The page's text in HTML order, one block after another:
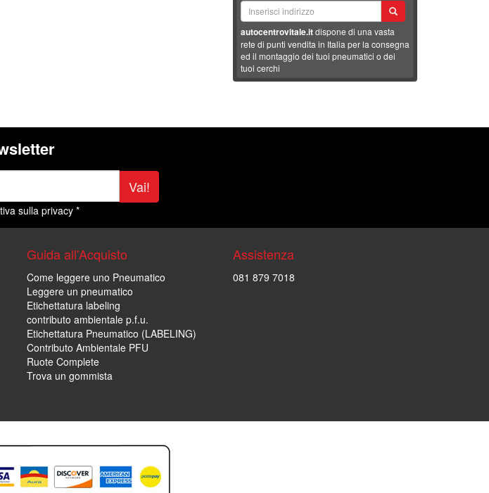
autocentrovitale.itdispone di una vasta
rete di punti vendita in Italia per la consegna
ed il montaggio dei tuoi pneumatici o dei
tuoi cerchi
Vai!
sulla privacy *
Guida all'Acquisto
Come leggere uno Pneumatico
Leggere un pneumatico
Etichettatura labeling
contributo ambientale p.f.u.
Etichettatura Pneumatico (LABELING)
Contributo Ambientale PFU
Ruote Complete
Trova un gommista
Assistenza
081 879 7018